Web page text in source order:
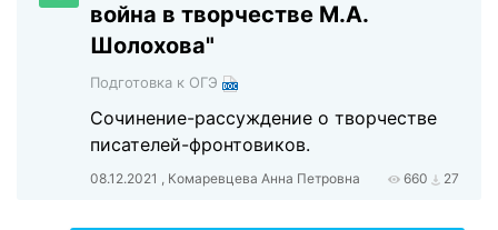
война в творчестве М.А.
Шолохова"
Подготовка к ОГЭ
Сочинение-рассуждение о творчестве
писателей-фронтовиков.
08.12.2021 , Комаревцева Анна Петровна 660 27